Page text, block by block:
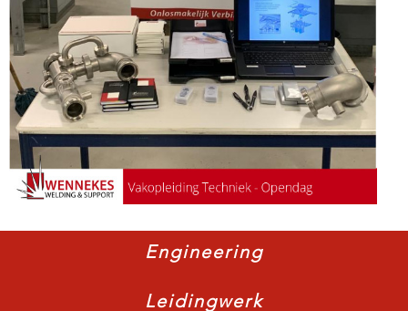
Engineering
Leidingwerk